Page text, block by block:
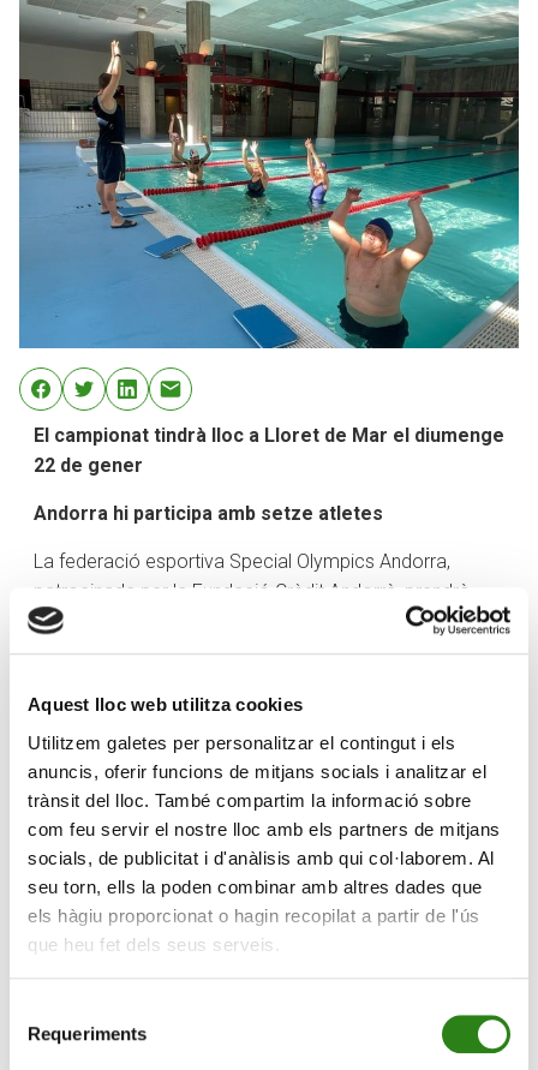
Aquest lloc web utilitza cookies
Utilitzem galetes per personalitzar el contingut i els
anuncis, oferir funcions de mitjans socials i analitzar el
trànsit del lloc. També compartim la informació sobre
com feu servir el nostre lloc amb els partners de mitjans
socials, de publicitat i d'anàlisis amb qui col·laborem. Al
seu torn, ells la poden combinar amb altres dades que
els hàgiu proporcionat o hagin recopilat a partir de l'ús
que heu fet dels seus serveis.
Requeriments
El campionat tindrà lloc a Lloret de Mar el diumenge
22 de gener
Andorra hi participa amb setze atletes
La federació esportiva Special Olympics Andorra,
patrocinada per la Fundació Crèdit Andorrà, prendrà
part al Campionat de Catalunya de Natació, organitzat
per la Federació Catalana d’Esports per a Persones
el diumenge 22 de gener, a les instal·lacions del Club de
Natació Lloret de Mar.
Per part de la delegació andorrana hi participaran setze
esportistes: Jordi Tarifa, Nelson Gonçalves, Oriol March,
Abdel Zarioh, Juan Pablo Bellenzier, Cristian de Sousa,
Jordi Caetano, Sandra Marrackchi, Jordi Tenias, Sergi
Cuberes, Jennifer Vilchez, Nàdia Roser, Aina Baron,
Clàudia Ramos, Pau Alay i Miriam Pons.
els clubs o entitats següents: Pineda de Mar ADIAM,
Centre d’Educació Especial l’Àngel d’Amposta,